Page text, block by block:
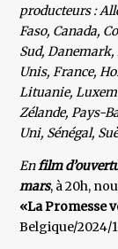
producteurs :
Faso, Canada,
Sud,
Unis, France,
Lituanie,
Zélande, Pays-
Uni, Sénégal,
Enfilm
mars, à 20h,
«La Promesse
Belgique/2024/